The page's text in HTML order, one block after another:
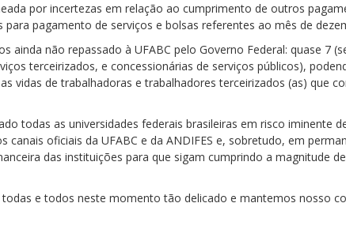
por incertezas em relação ao cumprimento de outros
pagamento de serviços e bolsas referentes ao mês de
ainda não repassado à UFABC pelo Governo Federal: quase 7
terceirizados, e concessionárias de serviços públicos),
vidas de trabalhadoras e trabalhadores terceirizados (as) que
todas as universidades federais brasileiras em risco iminente
oficiais da UFABC e da ANDIFES e, sobretudo, em
das instituições para que sigam cumprindo a magnitude
e todos neste momento tão delicado e mantemos nosso